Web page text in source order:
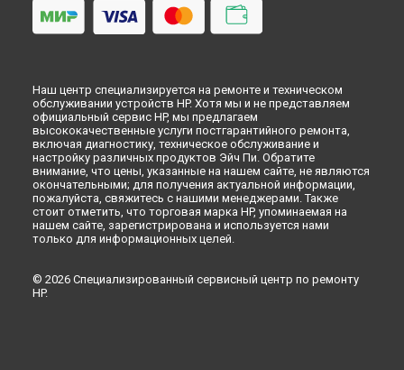
Наш центр специализируется на ремонте и техническом
обслуживании устройств HP. Хотя мы и не представляем
официальный сервис HP, мы предлагаем
высококачественные услуги постгарантийного ремонта,
включая диагностику, техническое обслуживание и
настройку различных продуктов Эйч Пи. Обратите
внимание, что цены, указанные на нашем сайте, не являются
окончательными; для получения актуальной информации,
пожалуйста, свяжитесь с нашими менеджерами. Также
стоит отметить, что торговая марка HP, упоминаемая на
нашем сайте, зарегистрирована и используется нами
только для информационных целей.
© 2026 Специализированный сервисный центр по ремонту
HP.